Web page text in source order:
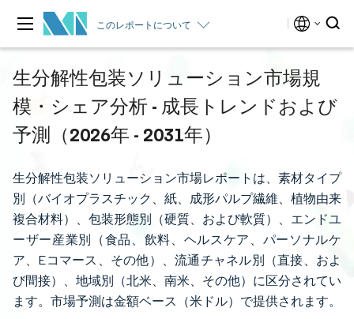
このレポートについて
生分解性包装ソリューション市場規
模・シェア分析 - 成長トレンドおよび
予測（2026年 - 2031年）
生分解性包装ソリューション市場レポートは、素材タイプ
別（バイオプラスチック、紙、成形パルプ繊維、植物由来
複合材料）、包装形態別（硬質、および軟質）、エンドユ
ーザー産業別（食品、飲料、ヘルスケア、パーソナルケ
ア、Eコマース、その他）、流通チャネル別（直接、およ
び間接）、地域別（北米、南米、その他）に区分されてい
ます。市場予測は金額ベース（米ドル）で提供されます。